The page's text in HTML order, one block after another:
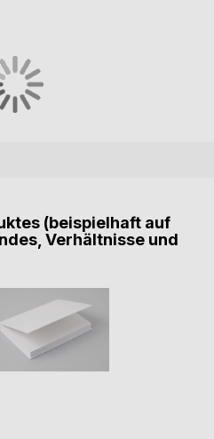
(beispielhaft auf
Verhältnisse und